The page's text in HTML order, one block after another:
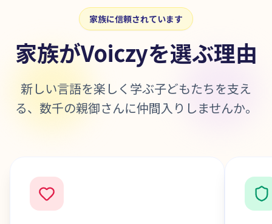
家族に信頼されています
家族がVoiczyを選ぶ理由
新しい言語を楽しく学ぶ子どもたちを支え
る、数千の親御さんに仲間入りしませんか。